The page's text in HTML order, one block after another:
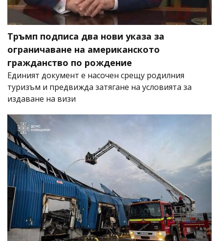
Тръмп подписа два нови указа за
ограничаване на американското
гражданство по рождение
Единият документ е насочен срещу родилния
туризъм и предвижда затягане на условията за
издаване на визи